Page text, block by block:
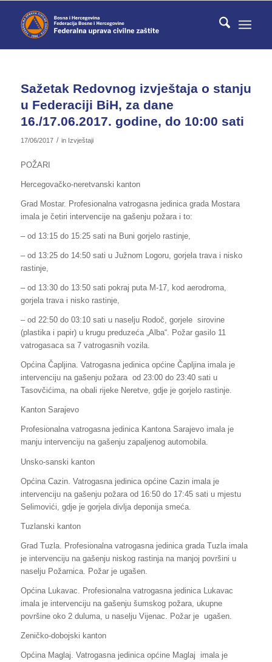
Sažetak Redovnog izvještaja o stanju
u Federaciji BiH, za dane
16./17.06.2017. godine, do 10:00 sati
17/06/2017 / in Izvještaji
POŽARI
Hercegovačko-neretvanski kanton
Grad Mostar. Profesionalna vatrogasna jedinica grada Mostara
imala je četiri intervencije na gašenju požara i to:
– od 13:15 do 15:25 sati na Buni gorjelo rastinje,
– od 13:25 do 14:50 sati u Južnom Logoru, gorjela trava i nisko
rastinje,
– od 13:30 do 13:50 sati pokraj puta M-17, kod aerodroma,
gorjela trava i nisko rastinje,
– od 22:50 do 03:10 sati u naselju Rodoč, gorjele sirovine
(plastika i papir) u krugu preduzeća „Alba“. Požar gasilo 11
vatrogasaca sa 7 vatrogasnih vozila.
Općina Čapljina. Vatrogasna jedinica općine Čapljina imala je
intervenciju na gašenju požara od 23:00 do 23:40 sati u
Tasovčićima, na obali rijeke Neretve, gdje je gorjelo rastinje.
Kanton Sarajevo
Profesionalna vatrogasna jedinica Kantona Sarajevo imala je
manju intervenciju na gašenju zapaljenog automobila.
Unsko-sanski kanton
Općina Cazin. Vatrogasna jedinica općine Cazin imala je
intervenciju na gašenju požara od 16:50 do 17:45 sati u mjestu
Selimovići, gdje je gorjela divlja deponija smeća.
Tuzlanski kanton
Grad Tuzla. Profesionalna vatrogasna jedinica grada Tuzla imala
je intervenciju na gašenju niskog rastinja na manjoj površini u
naselju Požarnica. Požar je ugašen.
Općina Lukavac. Profesionalna vatrogasna jedinica Lukavac
imala je intervenciju na gašenju šumskog požara, ukupne
površine oko 2 duluma, u naselju Vijenac. Požar je ugašen.
Zeničko-dobojski kanton
Općina Maglaj. Vatrogasna jedinica općine Maglaj imala je